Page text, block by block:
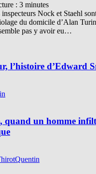
: 3 minutes
Nock et Staehl
du domicile d’Alan
pas y avoir eu…
l’histoire d’Edward
quand un homme